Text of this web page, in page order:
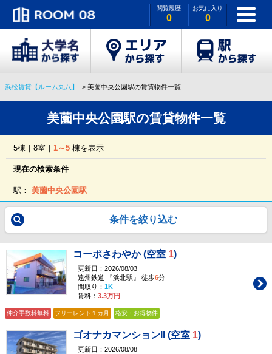
閲覧履歴
0
お気に入り
0
浜松賃貸【ルーム丸八】 美薗中央公園駅の賃貸物件一覧
美薗中央公園駅の賃貸物件一覧
5棟｜8室｜ 1～5 棟を表示
現在の検索条件
駅：美薗中央公園駅
条件を絞り込む
コーポさわやか (空室 1)
更新日：2026/08/03
遠州鉄道 『浜北駅』 徒歩6分
間取り： 1K
賃料： 3.3万円
仲介手数料無料 フリーレント１カ月 格安・お得物件
ゴオナカマンションII (空室 1)
更新日：2026/08/08